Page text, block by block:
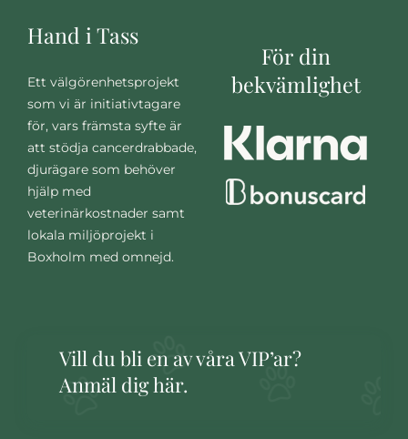
Hand i Tass
Ett välgörenhetsprojekt
som vi är initiativtagare
för, vars främsta syfte är
att stödja cancerdrabbade,
djurägare som behöver
hjälp med
veterinärkostnader samt
lokala miljöprojekt i
Boxholm med omnejd.
För din
bekvämlighet
Vill du bli en av våra VIP’ar?
Anmäl dig här.